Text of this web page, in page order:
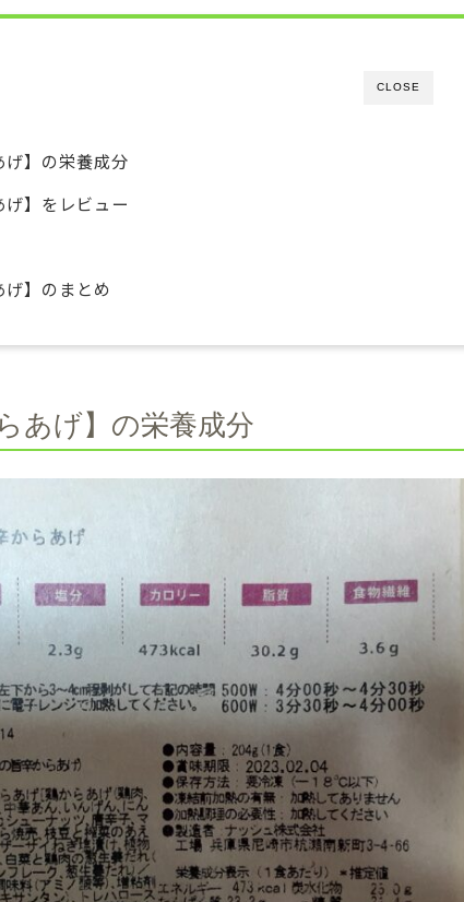
CLOSE
げ】の栄養成分
げ】をレビュー
げ】のまとめ
あげ】の栄養成分